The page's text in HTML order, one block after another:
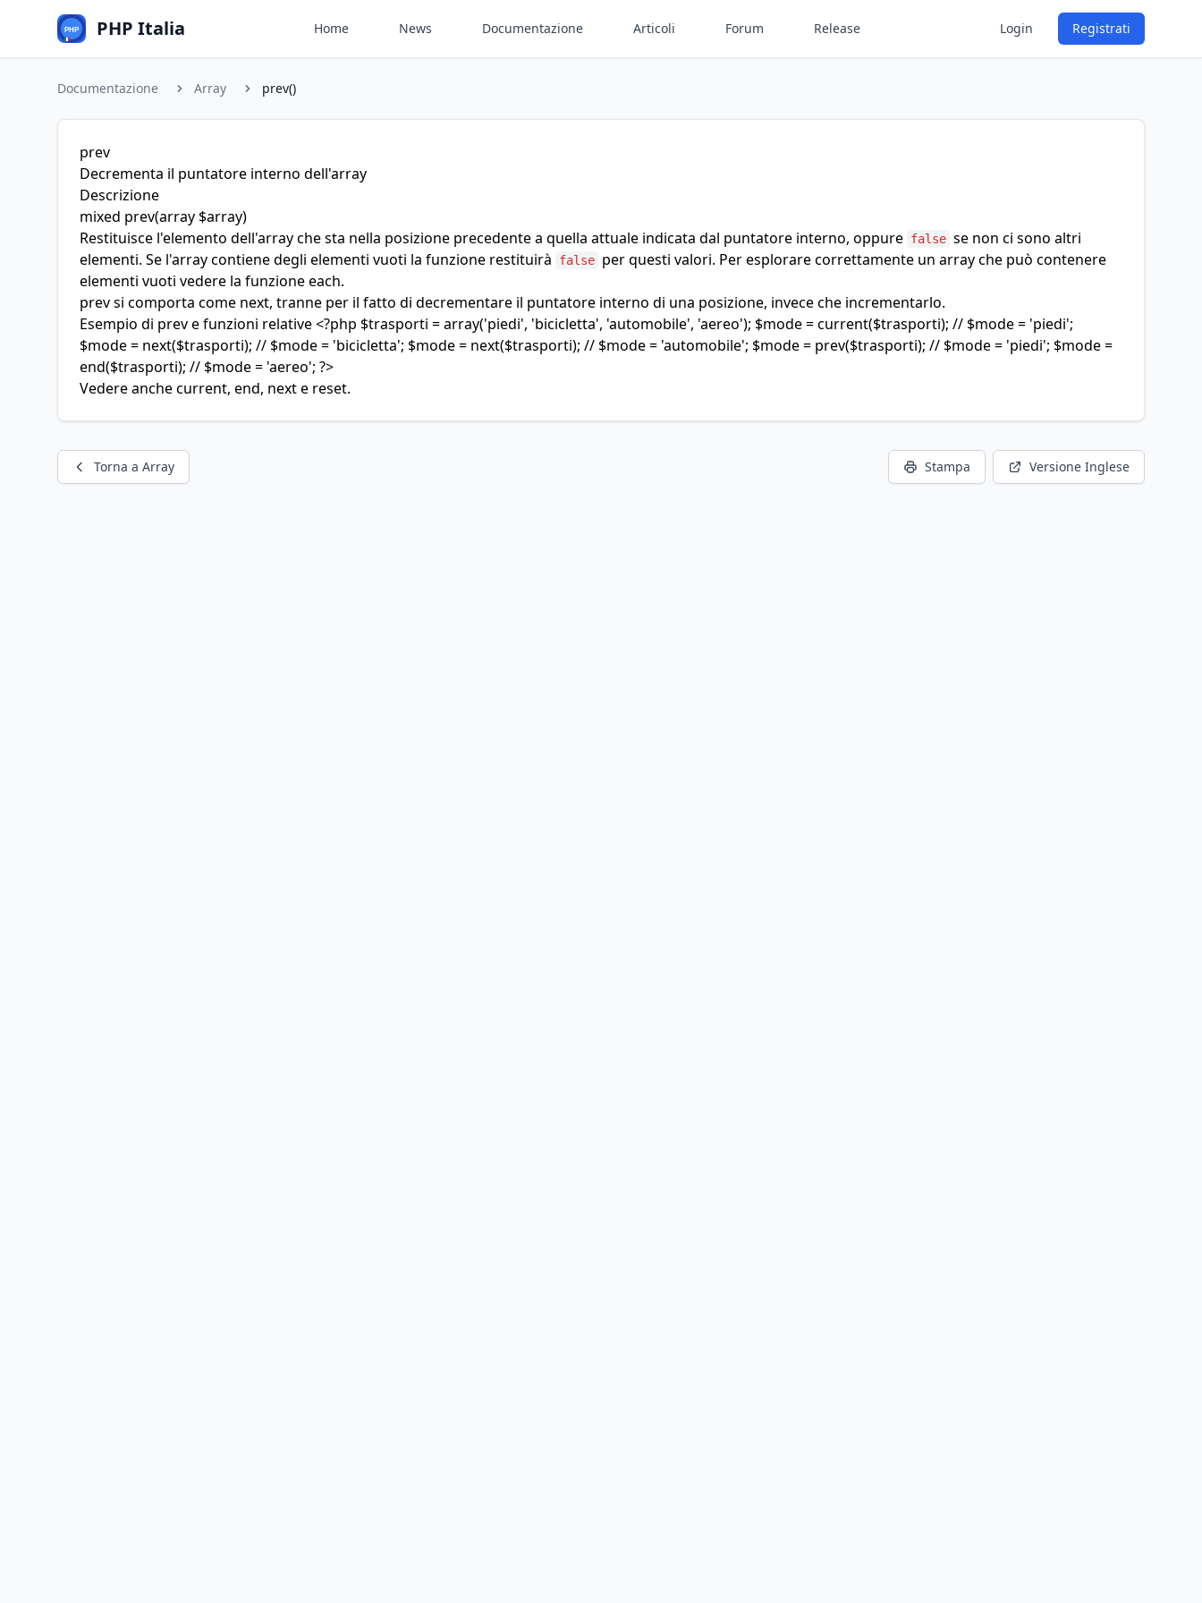
PHP Italia Home News Documentazione Articoli Forum Release Login Registrati
Documentazione Array prev()
prev
Decrementa il puntatore interno dell'array
Descrizione
mixed prev(array $array)
Restituisce l'elemento dell'array che sta nella posizione precedente a quella attuale indicata dal puntatore interno, oppure false se non ci sono altri
elementi. Se l'array contiene degli elementi vuoti la funzione restituirà
false per questi valori. Per esplorare correttamente un array che può contenere
elementi vuoti vedere la funzione each.
prev si comporta come next, tranne per il fatto di decrementare il puntatore interno di una posizione, invece che incrementarlo.
Esempio di prev e funzioni relative <?php $trasporti = array('piedi', 'bicicletta', 'automobile', 'aereo'); $mode = current($trasporti); // $mode = 'piedi';
$mode = next($trasporti); // $mode = 'bicicletta'; $mode = next($trasporti); // $mode = 'automobile'; $mode = prev($trasporti); // $mode = 'piedi'; $mode =
end($trasporti); // $mode = 'aereo'; ?>
Vedere anche current, end, next e reset.
Torna a Array Stampa Versione Inglese